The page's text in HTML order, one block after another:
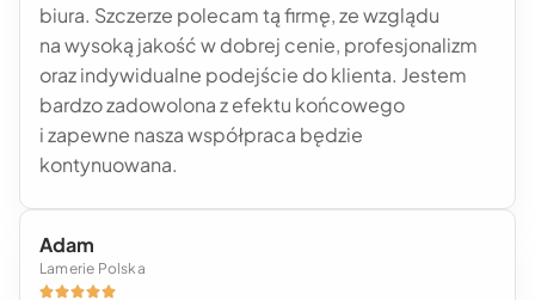
biura. Szczerze polecam tą firmę, ze wzglądu
na wysoką jakość w dobrej cenie, profesjonalizm
oraz indywidualne podejście do klienta. Jestem
bardzo zadowolona z efektu końcowego
i zapewne nasza współpraca będzie
kontynuowana.
Adam
Lamerie Polska
